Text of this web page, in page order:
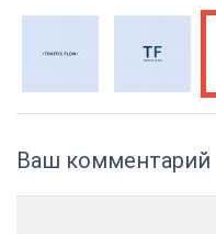
Ваш комментарий